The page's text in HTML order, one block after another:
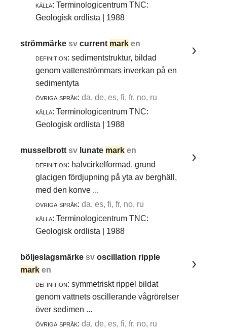
källa: Terminologicentrum TNC:
Geologisk ordlista | 1988
strömmärkesvcurrent mark en
definition: sedimentstruktur, bildad
genom vattenströmmars inverkan på en
sedimentyta
övriga språk: da, de, es, fi, fr, no, ru
källa: Terminologicentrum TNC:
Geologisk ordlista | 1988
musselbrottsv lunate mark en
definition: halvcirkelformad, grund
glacigen fördjupning på yta av berghäll,
med den konve ...
övriga språk: da, es, fi, fr, no, ru
källa: Terminologicentrum TNC:
Geologisk ordlista | 1988
böljeslagsmärkesvoscillation ripple
mark en
definition: symmetriskt rippel bildat
genom vattnets oscillerande vågrörelser
över sedimen ...
övriga språk: da, de, es, fi, fr, no, ru